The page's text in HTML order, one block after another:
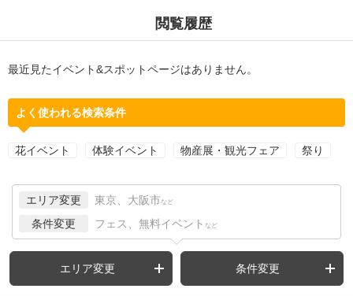
閲覧履歴
最近見たイベント&スポットページはありません。
よく使われる検索条件
花イベント 体験イベント 物産展・観光フェア 祭り
エリア変更 東京、大阪市 など
条件変更 フェス、無料イベント など
エリア変更 条件変更